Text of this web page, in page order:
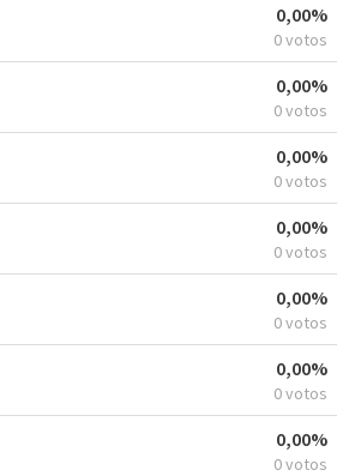
0,00%
0 votos
0,00%
0 votos
0,00%
0 votos
0,00%
0 votos
0,00%
0 votos
0,00%
0 votos
0,00%
0 votos